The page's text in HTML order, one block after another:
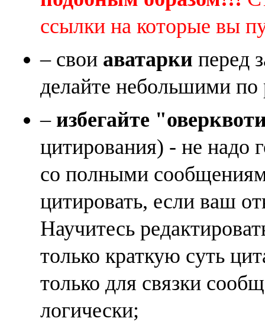
ссылки на которые вы
– свои аватарки перед
делайте небольшими по
– избегайте
цитирования) - не надо
со полными
цитировать, если ваш
Научитесь
только краткую суть
только для связки
логически;